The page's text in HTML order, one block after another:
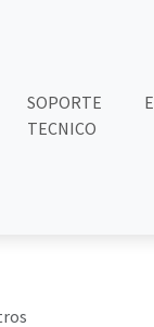
SOPORTE
TECNICO